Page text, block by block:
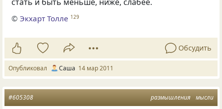
©Экхарт Толле 129
Обсудить
Опубликовал Саша 14 мар 2011
размышления мысли
#605308